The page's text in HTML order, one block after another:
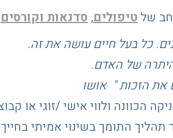
שלטיפולים, סדנאות וקורסים
כל בעל חיים עושה את זה.
היתרה של האדם.
את הזכות " אושו
הכוונה ולווי אישי /זוגי או
התומך בשינוי אמיתי